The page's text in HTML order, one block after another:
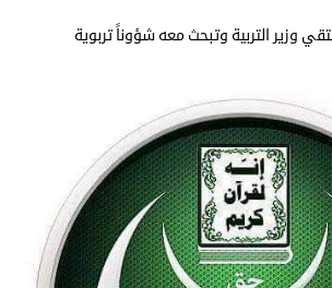
وزير التربية وتبحث معه شؤوناً تربوية